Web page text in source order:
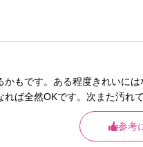
もです。ある程度きれいに
ば全然OKです。次また汚れ
参考